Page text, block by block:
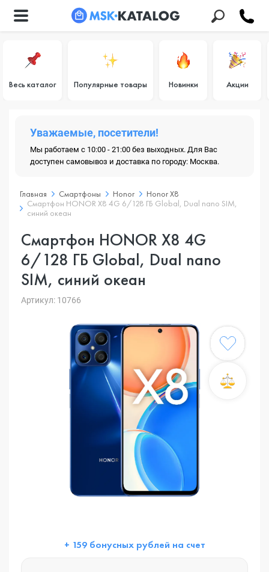
Весь каталог Популярные товары Новинки Акции
Уважаемые, посетители!
Мы работаем с 10:00 - 21:00 без выходных. Для Вас
доступен самовывоз и доставка по городу: Москва.
Главная Смартфоны Honor
Honor X8
Смартфон HONOR X8 4G 6/128 ГБ Global, Dual nano SIM,
cиний океан
Смартфон HONOR X8 4G
6/128 ГБ Global, Dual nano
SIM, cиний океан
Артикул: 10766
+ 159 бонусных рублей на счет